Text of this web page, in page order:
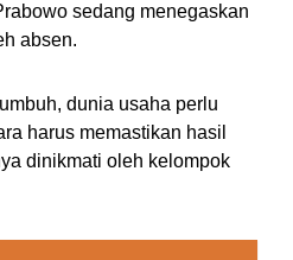
sedang menegaskan
absen.
dunia usaha perlu
harus memastikan hasil
dinikmati oleh kelompok